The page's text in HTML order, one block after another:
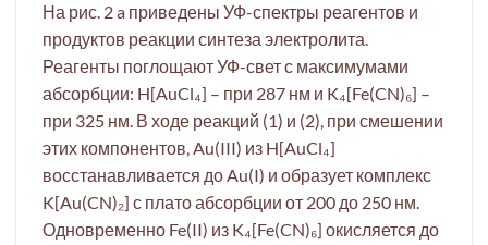
На рис. 2 a приведены УФ-спектры реагентов и
продуктов реакции синтеза электролита.
Реагенты поглощают УФ-свет с максимумами
абсорбции: H[AuCl₄] – при 287 нм и K₄[Fe(CN)₆] –
при 325 нм. В ходе реакций (1) и (2), при смешении
этих компонентов, Au(III) из H[AuCl₄]
восстанавливается до Au(I) и образует комплекс
K[Au(CN)₂] с плато абсорбции от 200 до 250 нм.
Одновременно Fe(II) из K₄[Fe(CN)₆] окисляется до